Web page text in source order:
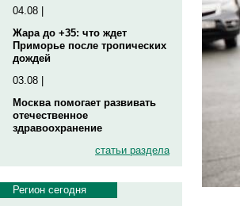
04.08 |
Жара до +35: что ждет
Приморье после тропических
дождей
03.08 |
Москва помогает развивать
отечественное
здравоохранение
статьи раздела
Регион сегодня